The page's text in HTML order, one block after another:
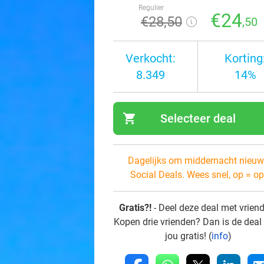
Regulier
€28,50 €24,50
Verkocht:
8.349
14%
shopping_cart Selecteer deal
Dagelijks om middernacht
Social Deals. Wees snel, op =
Gratis?! - Deel deze deal met
Kopen drie vrienden? Dan is de
jou gratis! (info)